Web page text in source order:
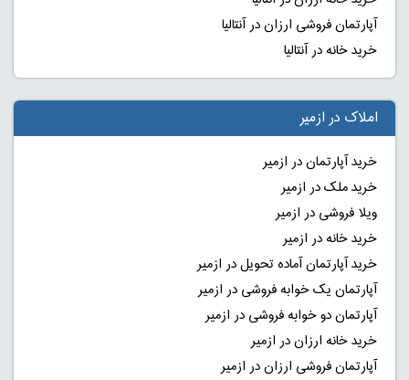
آپارتمان فروشی ارزان در آنتالیا
خرید خانه در آنتالیا
املاک در ازمیر
خرید آپارتمان در ازمیر
خرید ملک در ازمیر
ویلا فروشی در ازمیر
خرید خانه در ازمیر
خرید آپارتمان آماده تحویل در ازمیر
آپارتمان یک خوابه فروشی در ازمیر
آپارتمان دو خوابه فروشی در ازمیر
خرید خانه ارزان در ازمیر
آپارتمان فروشی ارزان در ازمیر